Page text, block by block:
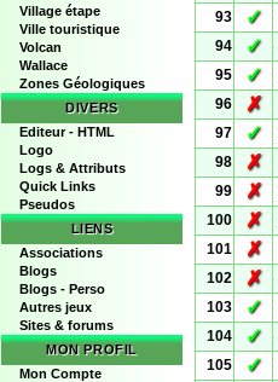
Village étape
Ville touristique
Volcan
Wallace
Zones Géologiques
DIVERS
Editeur - HTML
Logo
Logs & Attributs
Quick Links
Pseudos
LIENS
Associations
Blogs
Blogs - Perso
Autres jeux
Sites & forums
MON PROFIL
Mon Compte
93 ✓
94
✓
95
✓
96
✗
97
✓
98
✗
99
✗
100
✗
101
✗
102
✗
103
✓
104
✓
105
✓